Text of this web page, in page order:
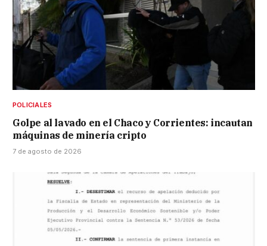
POLICIALES
Golpe al lavado en el Chaco y Corrientes: incautan
máquinas de minería cripto
7 de agosto de 2026